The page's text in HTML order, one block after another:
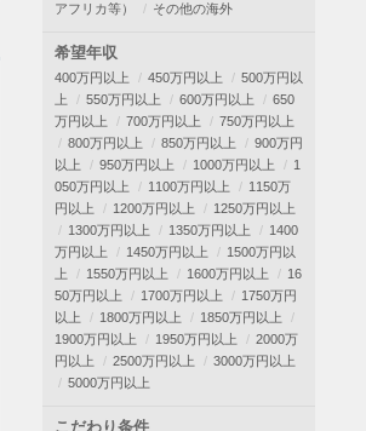
アフリカ等）
その他の海外
希望年収
400万円以上 450万円以上
500万円以
上
550万円以上 600万円以上
650
万円以上
700万円以上
750万円以上
800万円以上
850万円以上
900万円
以上
950万円以上 1000万円以上
1
050万円以上
1100万円以上
1150万
円以上
1200万円以上
1250万円以上
1300万円以上
1350万円以上
1400
万円以上
1450万円以上
1500万円以
上
1550万円以上 1600万円以上
16
50万円以上
1700万円以上
1750万円
以上
1800万円以上
1850万円以上
1900万円以上
1950万円以上
2000万
円以上
2500万円以上
3000万円以上
5000万円以上
こだわり条件